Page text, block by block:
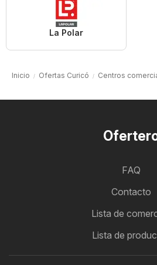
La Polar
Inicio Ofertas Curicó Centros
FAQ
Contacto
Lista de
Lista de